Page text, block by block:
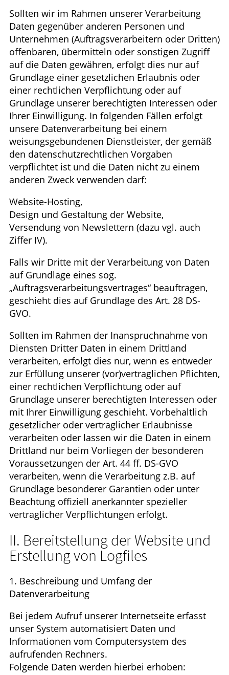
Sollten wir im Rahmen unserer Verarbeitung
Daten gegenüber anderen Personen und
Unternehmen (Auftragsverarbeitern oder Dritten)
offenbaren, übermitteln oder sonstigen Zugriff
auf die Daten gewähren, erfolgt dies nur auf
Grundlage einer gesetzlichen Erlaubnis oder
einer rechtlichen Verpflichtung oder auf
Grundlage unserer berechtigten Interessen oder
Ihrer Einwilligung. In folgenden Fällen erfolgt
unsere Datenverarbeitung bei einem
weisungsgebundenen Dienstleister, der gemäß
den datenschutzrechtlichen Vorgaben
verpflichtet ist und die Daten nicht zu einem
anderen Zweck verwenden darf:
Website-Hosting,
Design und Gestaltung der Website,
Versendung von Newslettern (dazu vgl. auch
Ziffer IV).
Falls wir Dritte mit der Verarbeitung von Daten
auf Grundlage eines sog.
„Auftragsverarbeitungsvertrages“ beauftragen,
geschieht dies auf Grundlage des Art. 28 DS-
GVO.
Sollten im Rahmen der Inanspruchnahme von
Diensten Dritter Daten in einem Drittland
verarbeiten, erfolgt dies nur, wenn es entweder
zur Erfüllung unserer (vor)vertraglichen Pflichten,
einer rechtlichen Verpflichtung oder auf
Grundlage unserer berechtigten Interessen oder
mit Ihrer Einwilligung geschieht. Vorbehaltlich
gesetzlicher oder vertraglicher Erlaubnisse
verarbeiten oder lassen wir die Daten in einem
Drittland nur beim Vorliegen der besonderen
Voraussetzungen der Art. 44 ff. DS-GVO
verarbeiten, wenn die Verarbeitung z.B. auf
Grundlage besonderer Garantien oder unter
Beachtung offiziell anerkannter spezieller
vertraglicher Verpflichtungen erfolgt.
II. Bereitstellung der Website und
Erstellung von Logfiles
1. Beschreibung und Umfang der
Datenverarbeitung
Bei jedem Aufruf unserer Internetseite erfasst
unser System automatisiert Daten und
Informationen vom Computersystem des
aufrufenden Rechners.
Folgende Daten werden hierbei erhoben: